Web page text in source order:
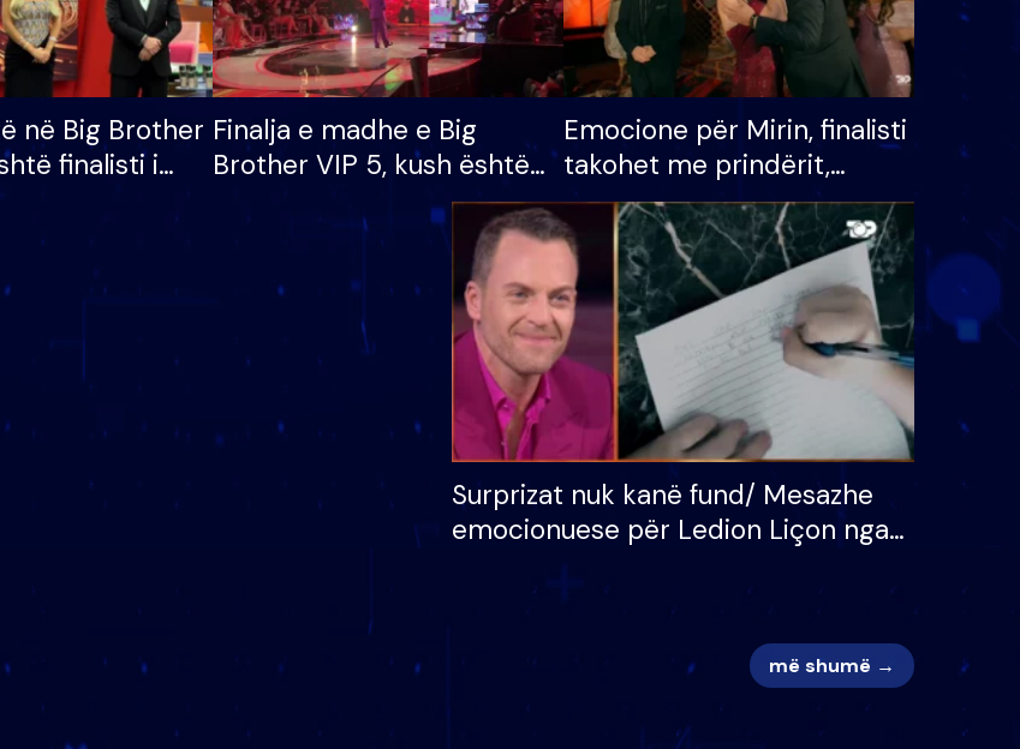
në Big Brother
finalisti i
shtëpinë
Finalja e madhe e Big
Brother VIP 5, kush është
banori i parë që lë shtëpinë
dhe humb mundësinë për
të fituar çmimin e madh
Emocione për Mirin, finalisti
takohet me prindërit,
vajzën dhe bashkëshorten:
S’kemi ndonjë letër divorci
apo jo?
Surprizat nuk kanë fund/ Mesazhe
emocionuese për Ledion Liçon nga
më shumë →